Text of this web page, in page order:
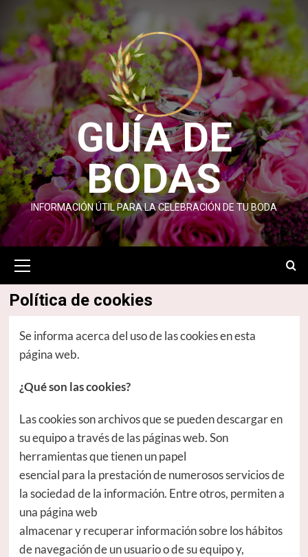
Saltar
contenido
GUÍA DE
BODAS
INFORMACIÓN ÚTIL PARA LA CELEBRACIÓN DE TU BODA
primario
Política de cookies
Se informa acerca del uso de las cookies en esta
página web.
¿Qué son las cookies?
Las cookies son archivos que se pueden descargar en
su equipo a través de las páginas web. Son
herramientas que tienen un papel
esencial para la prestación de numerosos servicios de
la sociedad de la información. Entre otros, permiten a
una página web
almacenar y recuperar información sobre los hábitos
de navegación de un usuario o de su equipo y,